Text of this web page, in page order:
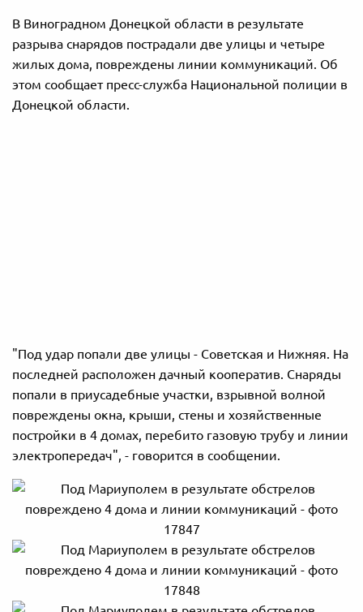
В Виноградном Донецкой области в результате
разрыва снарядов пострадали две улицы и четыре
жилых дома, повреждены линии коммуникаций. Об
этом сообщает пресс-служба Национальной полиции в
Донецкой области.
"Под удар попали две улицы - Советская и Нижняя. На
последней расположен дачный кооператив. Снаряды
попали в приусадебные участки, взрывной волной
повреждены окна, крыши, стены и хозяйственные
постройки в 4 домах, перебито газовую трубу и линии
электропередач", - говорится в сообщении.